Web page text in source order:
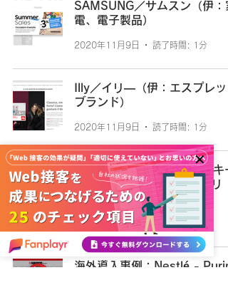
SAMSUNG／サムスン（伊：
電、電子製品）
2020年11月9日 読了時間: 1分
Illy／イリ―（伊：エスプレッ
ブランド）
2020年11月9日 読了時間: 1分
SWAROVSKI／スワロフスキ
（アルゼンチン：アクセサリ
ー・時計）
2020年11月6日 読了時間: 1分
海外導入事例：Nestlé -